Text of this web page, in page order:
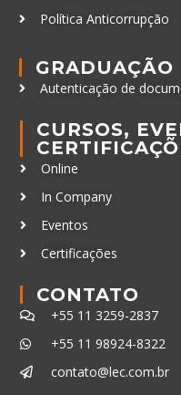
Política Anticorrupção
GRADUAÇÃO
Autenticação de
CURSOS,
Online
In Company
Eventos
Certificações
CONTATO
+55 11 3259-2837
+55 11 98924-8322
contato@lec.com.br